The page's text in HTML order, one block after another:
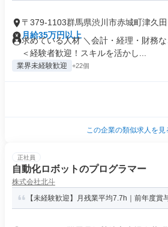
〒379-1103群馬県渋川市赤城町津久田
月給35万円以上
求めている人材 ＼会計・経理・財務
＜経験者歓迎！スキルを活かし...
業界未経験歓迎 +22個
この企業の類似求人を見
正社員
自動化ロボットのプログラマー
株式会社北斗
【未経験歓迎】月残業平均7.7h｜前年度賞